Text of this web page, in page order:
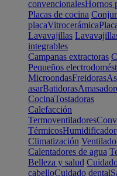
convencionalesHornos
Placas de cocina
placaVitrocerámica
Lavavajillas
integrables
Campanas extractoras
Pequeños
MicroondasFreidoras
asarBatidoras
CocinaTostadoras
Calefacción
Termoventiladores
Térmicos
Climatización
Calentadores de agua
Belleza y salud
cabelloCuidado dental